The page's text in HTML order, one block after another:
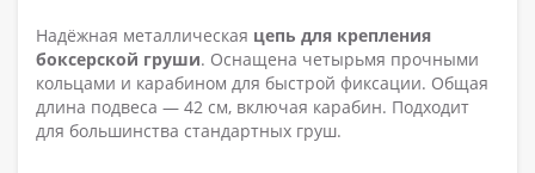
Надёжная металлическая цепь для крепления
боксерской груши. Оснащена четырьмя прочными
кольцами и карабином для быстрой фиксации. Общая
длина подвеса — 42 см, включая карабин. Подходит
для большинства стандартных груш.